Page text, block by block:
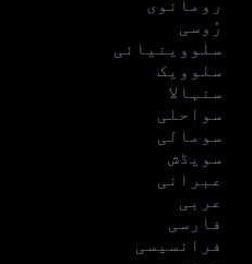
رومانوی
رُوسی
سلووینیائی
سلوویک
سنہالا
سواحلی
سومالی
سویڈش
عبرانی
عربی
فارسی
فرانسیسی